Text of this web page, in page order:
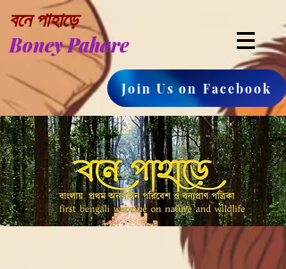
বনে পাহাড়ে
Boney Pahare
Join Us on Facebook